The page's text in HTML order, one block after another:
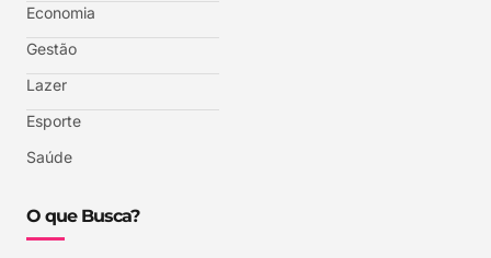
Economia
Gestão
Lazer
Esporte
Saúde
O que Busca?